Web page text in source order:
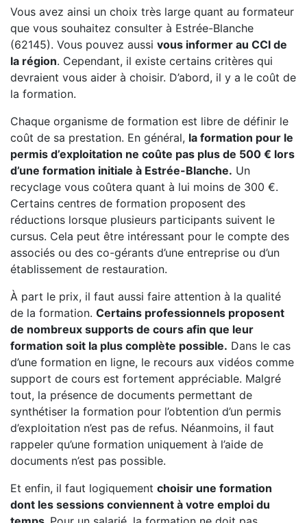
Vous avez ainsi un choix très large quant au formateur
que vous souhaitez consulter à Estrée-Blanche
(62145). Vous pouvez aussi vous informer au CCI de
la région. Cependant, il existe certains critères qui
devraient vous aider à choisir. D’abord, il y a le coût de
la formation.
Chaque organisme de formation est libre de définir le
coût de sa prestation. En général, la formation pour le
permis d’exploitation ne coûte pas plus de 500 € lors
d’une formation initiale à Estrée-Blanche. Un
recyclage vous coûtera quant à lui moins de 300 €.
Certains centres de formation proposent des
réductions lorsque plusieurs participants suivent le
cursus. Cela peut être intéressant pour le compte des
associés ou des co-gérants d’une entreprise ou d’un
établissement de restauration.
À part le prix, il faut aussi faire attention à la qualité
de la formation. Certains professionnels proposent
de nombreux supports de cours afin que leur
formation soit la plus complète possible. Dans le cas
d’une formation en ligne, le recours aux vidéos comme
support de cours est fortement appréciable. Malgré
tout, la présence de documents permettant de
synthétiser la formation pour l’obtention d’un permis
d’exploitation n’est pas de refus. Néanmoins, il faut
rappeler qu’une formation uniquement à l’aide de
documents n’est pas possible.
Et enfin, il faut logiquement choisir une formation
dont les sessions conviennent à votre emploi du